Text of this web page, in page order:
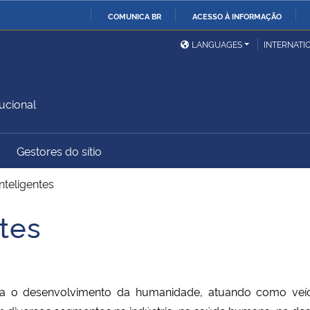
COMUNICA BR ACESSO À INFORMAÇÃO
Ministério da Defesa
Ministério das Relações
Exteriores
Ministério do
Desenvolvimento Regional
Advocacia-Geral da União
LANGUAGES
Gestores do sítio
o desenvolvimento da humanidade, atuando como